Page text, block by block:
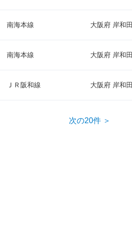
南海本線 大阪府 岸和
南海本線 大阪府 岸和
ＪＲ阪和線 大阪府 岸和
次の20件 ＞